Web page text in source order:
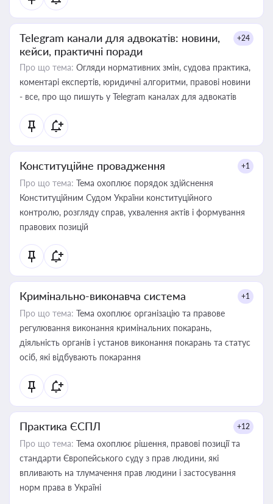
Telegram канали для адвокатів: новини,
кейси, практичні поради
+24
Про що тема: Огляди нормативних змін, судова практика,
коментарі експертів, юридичні алгоритми, правові новини
- все, про що пишуть у Telegram каналах для адвокатів
Конституційне провадження +1
Про що тема: Тема охоплює порядок здійснення
Конституційним Судом України конституційного
контролю, розгляду справ, ухвалення актів і формування
правових позицій
Кримінально-виконавча система +1
Про що тема: Тема охоплює організацію та правове
регулювання виконання кримінальних покарань,
діяльність органів і установ виконання покарань та статус
осіб, які відбувають покарання
Практика ЄСПЛ +12
Про що тема: Тема охоплює рішення, правові позиції та
стандарти Європейського суду з прав людини, які
впливають на тлумачення прав людини і застосування
норм права в Україні